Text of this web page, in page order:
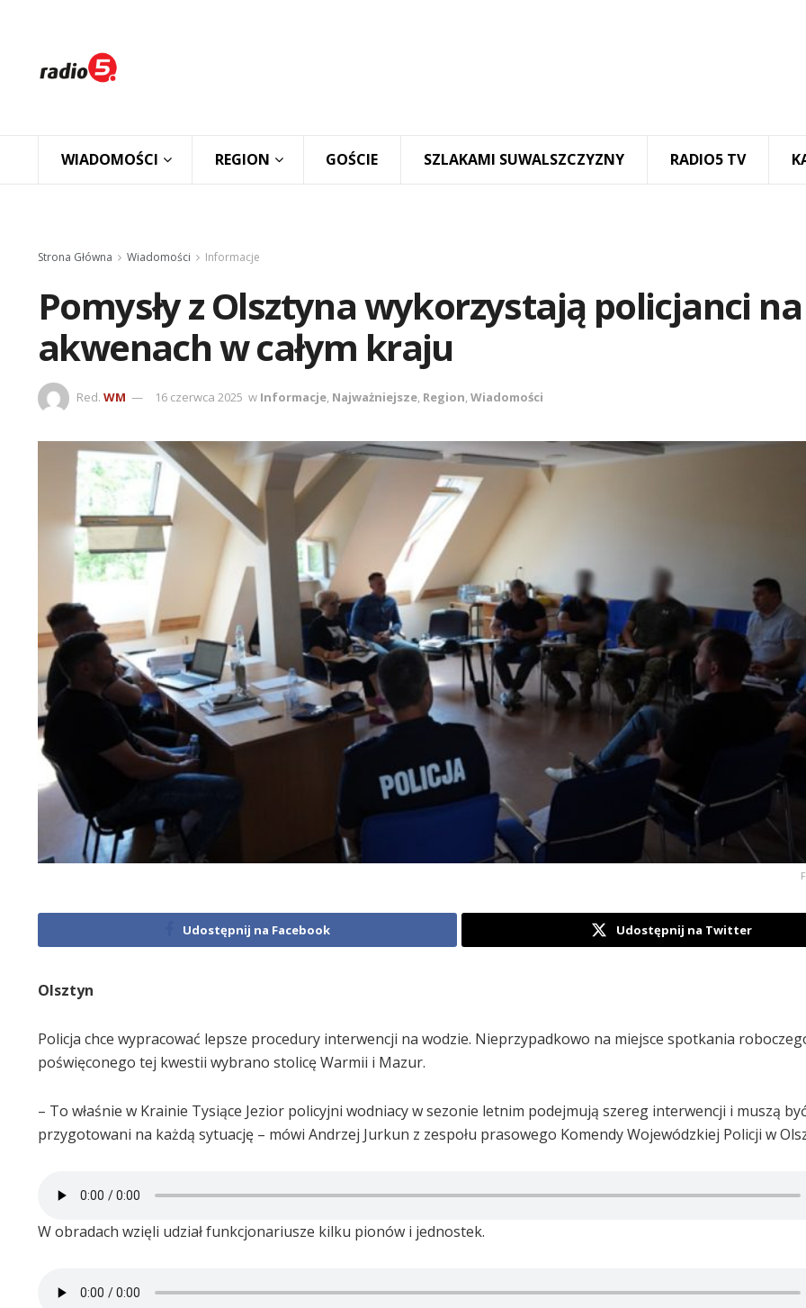
WIADOMOŚCI REGION GOŚCIE SZLAKAMI SUWALSZCZYZNY RADIO5 TV
Strona Główna Wiadomości Informacje
Pomysły z Olsztyna wykorzystają policjanci na
akwenach w całym kraju
Red. WM 16 czerwca 2025 w Informacje, Najważniejsze, Region,Wiadomości
Udostępnij na Facebook Udostępnij na Twitter
Olsztyn
Policja chce wypracować lepsze procedury interwencji na wodzie. Nieprzypadkowo na miejsce spotkania
poświęconego tej kwestii wybrano stolicę Warmii i Mazur.
– To właśnie w Krainie Tysiące Jezior policyjni wodniacy w sezonie letnim podejmują szereg interwencji i muszą
przygotowani na każdą sytuację – mówi Andrzej Jurkun z zespołu prasowego Komendy Wojewódzkiej Policji w
W obradach wzięli udział funkcjonariusze kilku pionów i jednostek.